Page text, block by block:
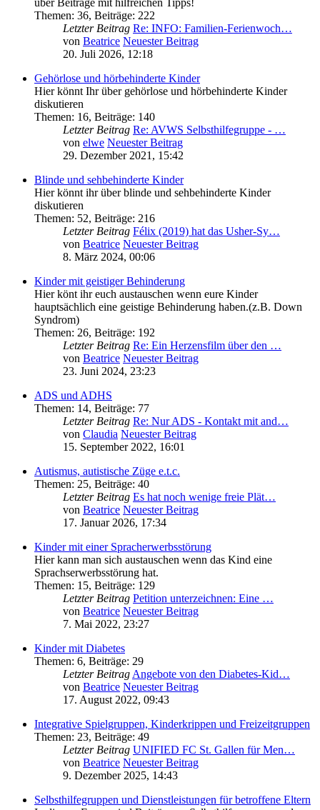
Themen: 36, Beiträge: 222
Letzter Beitrag Re: INFO: Familien-Ferienwoch…
von Beatrice Neuester Beitrag
20. Juli 2026, 12:18
Gehörlose und hörbehinderte Kinder
Hier könnt Ihr über gehörlose und hörbehinderte Kinder
diskutieren
Themen: 16, Beiträge: 140
Letzter Beitrag Re: AVWS Selbsthilfegruppe - …
von elwe Neuester Beitrag
29. Dezember 2021, 15:42
Blinde und sehbehinderte Kinder
Hier könnt ihr über blinde und sehbehinderte Kinder
diskutieren
Themen: 52, Beiträge: 216
Letzter Beitrag Félix (2019) hat das Usher-Sy…
von Beatrice Neuester Beitrag
8. März 2024, 00:06
Kinder mit geistiger Behinderung
Hier könt ihr euch austauschen wenn eure Kinder
hauptsächlich eine geistige Behinderung haben.(z.B. Down
Syndrom)
Themen: 26, Beiträge: 192
Letzter Beitrag Re: Ein Herzensfilm über den …
von Beatrice Neuester Beitrag
23. Juni 2024, 23:23
ADS und ADHS
Themen: 14, Beiträge: 77
Letzter Beitrag Re: Nur ADS - Kontakt mit and…
von Claudia Neuester Beitrag
15. September 2022, 16:01
Autismus, autistische Züge e.t.c.
Themen: 25, Beiträge: 40
Letzter Beitrag Es hat noch wenige freie Plät…
von Beatrice Neuester Beitrag
17. Januar 2026, 17:34
Kinder mit einer Spracherwerbsstörung
Hier kann man sich austauschen wenn das Kind eine
Sprachserwerbsstörung hat.
Themen: 15, Beiträge: 129
Letzter Beitrag Petition unterzeichnen: Eine …
von Beatrice Neuester Beitrag
7. Mai 2022, 23:27
Kinder mit Diabetes
Themen: 6, Beiträge: 29
Letzter Beitrag Angebote von den Diabetes-Kid…
von Beatrice Neuester Beitrag
17. August 2022, 09:43
Integrative Spielgruppen, Kinderkrippen und Freizeitgruppen
Themen: 23, Beiträge: 49
Letzter Beitrag UNIFIED FC St. Gallen für Men…
von Beatrice Neuester Beitrag
9. Dezember 2025, 14:43
Selbsthilfegruppen und Dienstleistungen für betroffene Eltern